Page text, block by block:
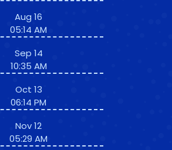
Aug 16
05:14 AM
Sep 14
10:35 AM
Oct 13
06:14 PM
Nov 12
05:29 AM